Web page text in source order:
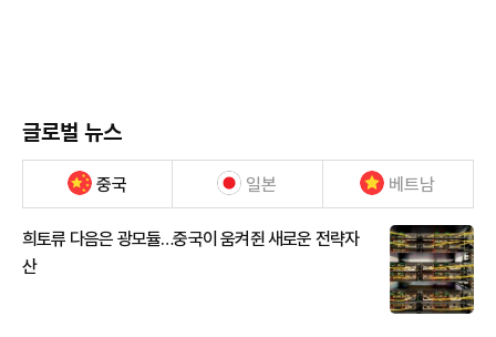
글로벌 뉴스
중국 일본 베트남
희토류 다음은 광모듈…중국이 움켜쥔 새로운 전략자
산